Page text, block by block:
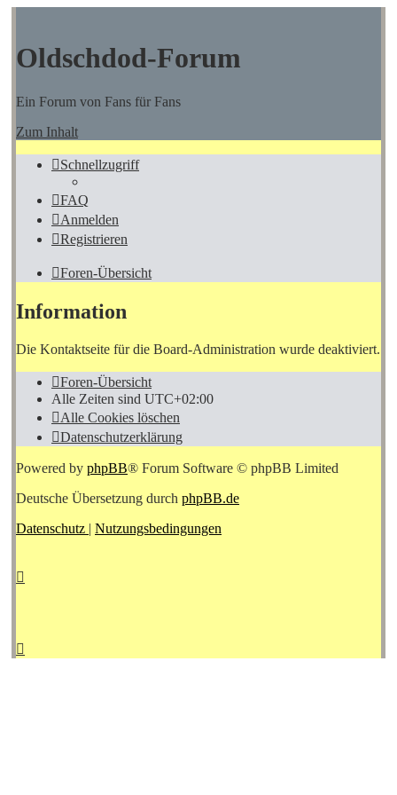
Oldschdod-Forum
Ein Forum von Fans für Fans
Zum Inhalt
Schnellzugriff
FAQ
Anmelden
Registrieren
Foren-Übersicht
Information
Die Kontaktseite für die Board-Administration wurde deaktiviert.
Foren-Übersicht
Alle Zeiten sind UTC+02:00
Alle Cookies löschen
Datenschutzerklärung
Powered by phpBB® Forum Software © phpBB Limited
Deutsche Übersetzung durch phpBB.de
Datenschutz | Nutzungsbedingungen